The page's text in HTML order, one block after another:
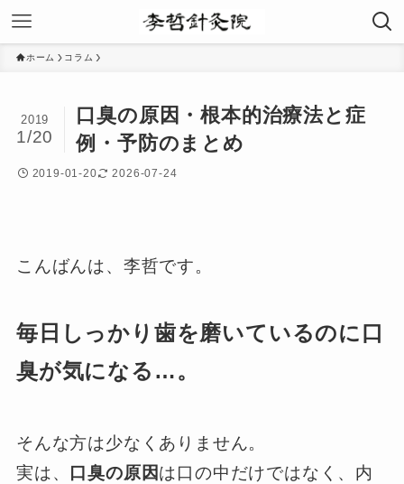
ホーム コラム
口臭の原因・根本的治療法と症
例・予防のまとめ
2019
1/20
2019-01-20 2026-07-24
こんばんは、李哲です。
毎日しっかり歯を磨いているのに口
臭が気になる…。
そんな方は少なくありません。
実は、
口臭の原因は口の中だけではなく、内